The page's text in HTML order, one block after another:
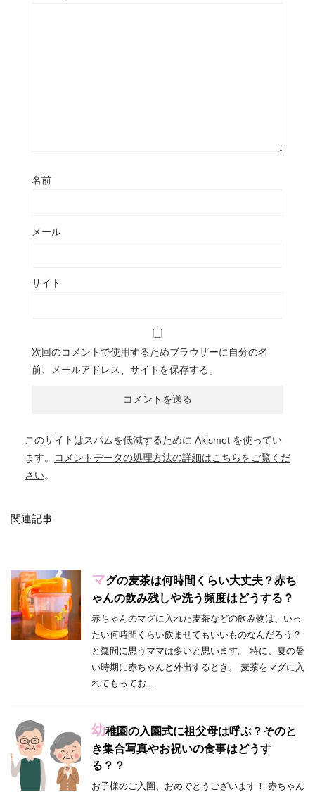
名前
メール
サイト
次回のコメントで使用するためブラウザーに自分の名
前、メールアドレス、サイトを保存する。
このサイトはスパムを低減するために Akismet を使ってい
ます。
コメントデータの処理方法の詳細はこちらをご覧くだ
さい。
関連記事
マグの麦茶は何時間くらい大丈夫？赤ち
ゃんの飲み残しや洗う頻度はどうする？
赤ちゃんのマグに入れた麦茶などの飲み物は、いっ
たい何時間くらい飲ませてもいいものなんだろう？
と疑問に思うママは多いと思います。 特に、夏の暑
い時期に赤ちゃんと外出するとき。 麦茶をマグに入
れてもってお …
幼稚園の入園式に祖父母は呼ぶ？そのと
き集合写真やお祝いの食事はどうす
る？？
お子様のご入園、おめでとうございます！ 赤ちゃん